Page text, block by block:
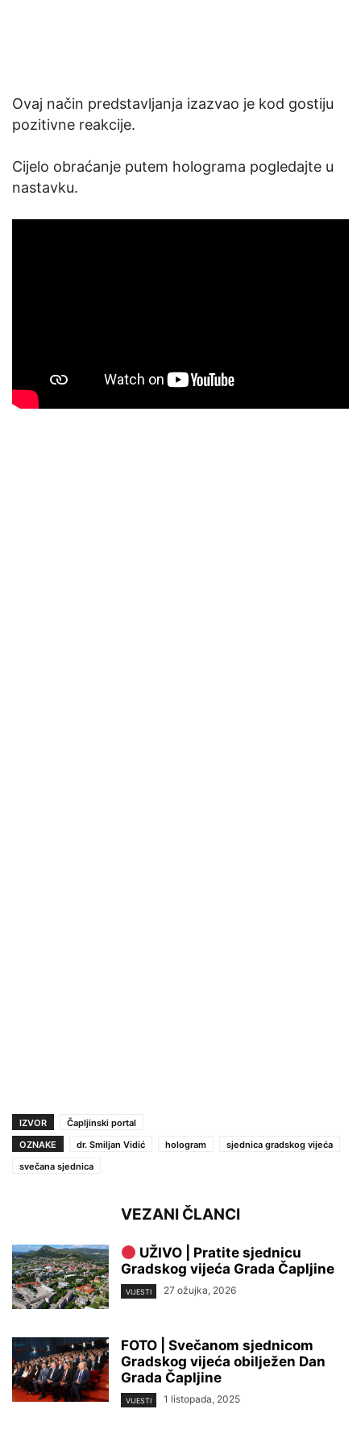
Ovaj način predstavljanja izazvao je kod gostiju
pozitivne reakcije.
Cijelo obraćanje putem holograma pogledajte u
nastavku.
IZVOR
Čapljinski portal
OZNAKE
dr. Smiljan Vidić hologram
sjednica gradskog vijeća
svečana sjednica
VEZANI ČLANCI
UŽIVO | Pratite sjednicu
Gradskog vijeća Grada Čapljine
VIJESTI 27 ožujka, 2026
FOTO | Svečanom sjednicom
Gradskog vijeća obilježen Dan
Grada Čapljine
VIJESTI 1 listopada, 2025